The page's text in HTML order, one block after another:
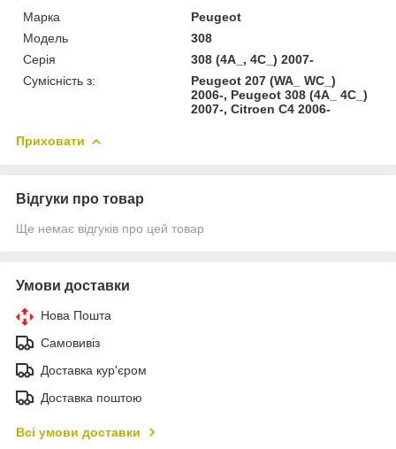
Марка
Peugeot
Модель
308
Серія
308 (4A_, 4C_) 2007-
Сумісність з:
Peugeot 207 (WA_ WC_)
2006-, Peugeot 308 (4A_ 4C_)
2007-, Citroen C4 2006-
Приховати
Відгуки про товар
Ще немає відгуків про цей товар
Умови доставки
Нова Пошта
Самовивіз
Доставка кур'єром
Доставка поштою
Всі умови доставки